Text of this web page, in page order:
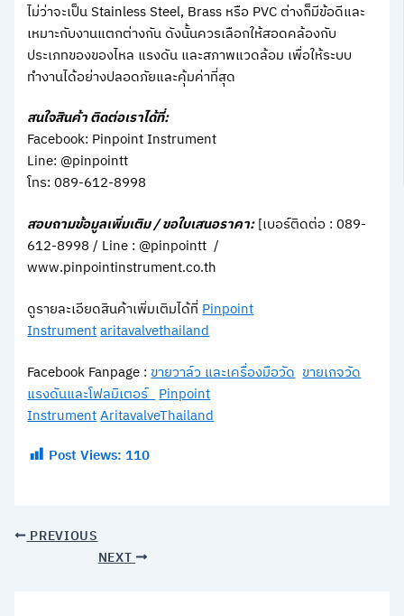
ไม่ว่าจะเป็น Stainless Steel, Brass หรือ PVC ต่างก็มีข้อดีและ
เหมาะกับงานแตกต่างกัน ดังนั้นควรเลือกให้สอดคล้องกับ
ประเภทของของไหล แรงดัน และสภาพแวดล้อม เพื่อให้ระบบ
ทำงานได้อย่างปลอดภัยและคุ้มค่าที่สุด
สนใจสินค้า ติดต่อเราได้ที่:
Facebook: Pinpoint Instrument
Line: @pinpointt
โทร: 089-612-8998
สอบถามข้อมูลเพิ่มเติม / ขอใบเสนอราคา:[เบอร์ติดต่อ : 089-
612-8998 / Line : @pinpointt /
www.pinpointinstrument.co.th
ดูรายละเอียดสินค้าเพิ่มเติมได้ที่Pinpoint
Instrumentaritavalvethailand
Facebook Fanpage :ขายวาล์ว และเครื่องมือวัด ขายเกจวัด
แรงดันและโฟลมิเตอร์Pinpoint
InstrumentAritavalveThailand
Post Views: 110
PREVIOUS
NEXT